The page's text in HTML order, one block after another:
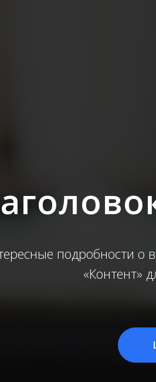
подробности о
«Контент»